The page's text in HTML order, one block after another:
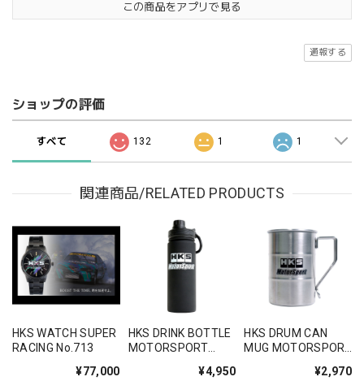
この商品をアプリで見る
通報する
ショップの評価
すべて 132 1 1
関連商品/RELATED PRODUCTS
HKS WATCH SUPER
RACING No.713
¥77,000
HKS DRINK BOTTLE
MOTORSPORT
¥4,950
HKS DRUM CAN
MUG MOTORSPORT
¥2,970